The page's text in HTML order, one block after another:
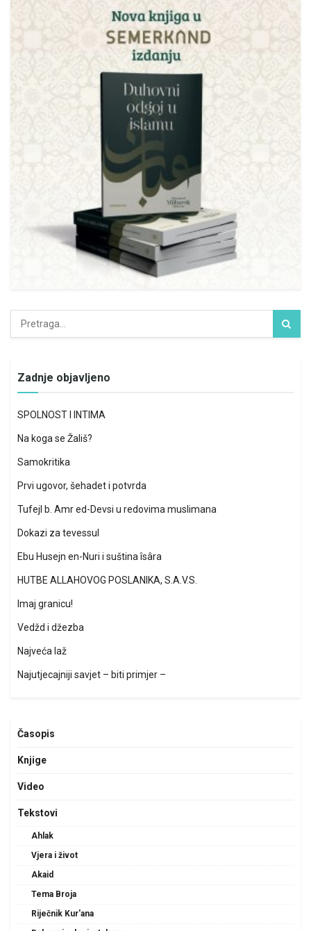
Zadnje objavljeno
SPOLNOST I INTIMA
Na koga se Žališ?
Samokritika
Prvi ugovor, šehadet i potvrda
Tufejl b. Amr ed-Devsi u redovima muslimana
Dokazi za tevessul
Ebu Husejn en-Nuri i suština îsâra
HUTBE ALLAHOVOG POSLANIKA, S.A.V.S.
Imaj granicu!
Vedžd i džezba
Najveća laž
Najutjecajniji savjet – biti primjer –
Časopis
Knjige
Video
Tekstovi
Ahlak
Vjera i život
Akaid
Tema Broja
Riječnik Kur'ana